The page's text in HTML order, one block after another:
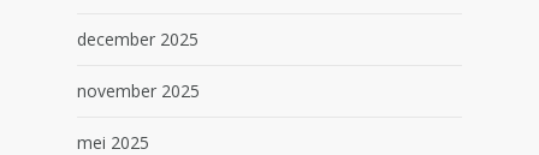
december 2025
november 2025
mei 2025